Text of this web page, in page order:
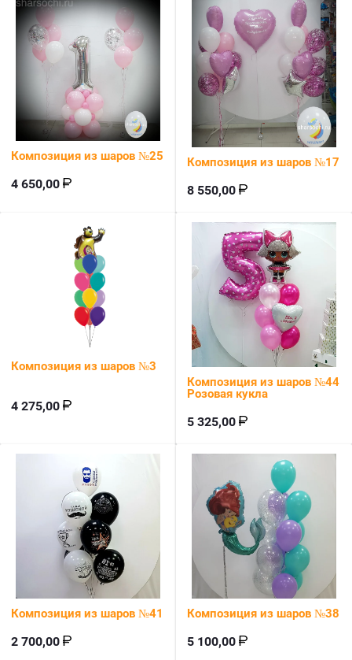
Композиция из шаров №25
4 650,00
Композиция из шаров №17
8 550,00
Композиция из шаров №3
4 275,00
Композиция из шаров №44
Розовая кукла
5 325,00
Композиция из шаров №41
2 700,00
Композиция из шаров №38
5 100,00